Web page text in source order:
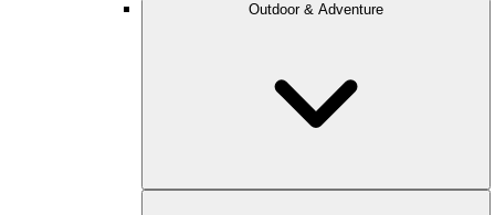
Outdoor & Adventure